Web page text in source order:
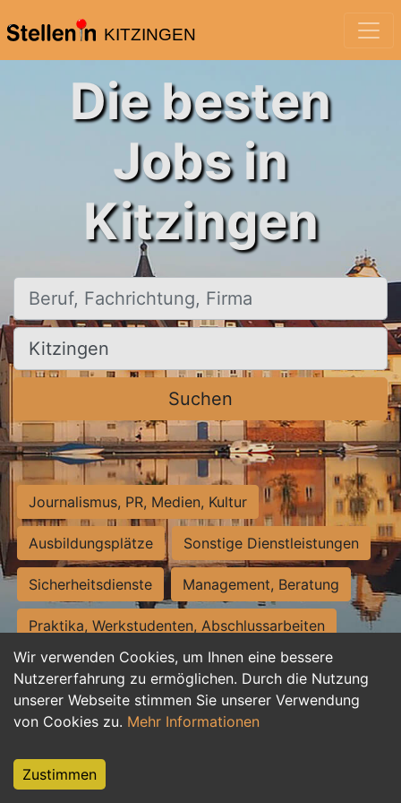
KITZINGEN
Wir verwenden Cookies, um Ihnen eine bessere
Nutzererfahrung zu ermöglichen. Durch die Nutzung
unserer Webseite stimmen Sie unserer Verwendung
von Cookies zu. Mehr Informationen
Zustimmen
Die besten
Jobs in
Kitzingen
Beruf, Fachrichtung, Firma
Ort, Stadt
Suchen
Journalismus, PR, Medien, Kultur
Ausbildungsplätze Sonstige Dienstleistungen
Sicherheitsdienste Management, Beratung
Praktika, Werkstudenten, Abschlussarbeiten
Personalwesen Assistenz, Sekretariat
Hilfskräfte, Aushilfs- und Nebenjobs
Weiterbildung, Studium, duale Ausbildung